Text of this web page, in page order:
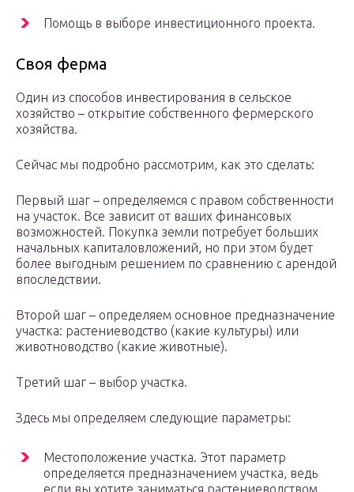
Помощь в выборе инвестиционного проекта.
Своя ферма
Один из способов инвестирования в сельское
хозяйство – открытие собственного фермерского
хозяйства.
Сейчас мы подробно рассмотрим, как это сделать:
Первый шаг – определяемся с правом собственности
на участок. Все зависит от ваших финансовых
возможностей. Покупка земли потребует больших
начальных капиталовложений, но при этом будет
более выгодным решением по сравнению с арендой
впоследствии.
Второй шаг – определяем основное предназначение
участка: растениеводство (какие культуры) или
животноводство (какие животные).
Третий шаг – выбор участка.
Здесь мы определяем следующие параметры:
Местоположение участка. Этот параметр
определяется предназначением участка, ведь
если вы хотите заниматься растениеводством,